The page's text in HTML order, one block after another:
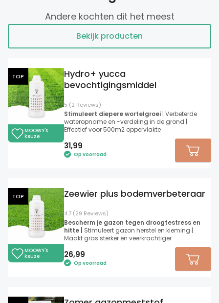
Andere kochten dit het meest
Bekijk producten
TOP
MOOWY's
keuze
5 (2 Reviews)
Hydro+ yucca
bevochtigingsmiddel
Stimuleert diepere wortelgroei | Verbeterde
wateropname en -verdeling in de grond |
Effectief voor 500m2 oppervlakte
31,99
Op voorraad
TOP
MOOWY's
keuze
4.7 (29 Reviews)
Zeewier plus bodemverbeteraar
Bescherm je gazon tegen droogtestress en
hitte | Stimuleert gazon herstel en kieming |
Maakt gras sterker en veerkrachtiger
26,99
Op voorraad